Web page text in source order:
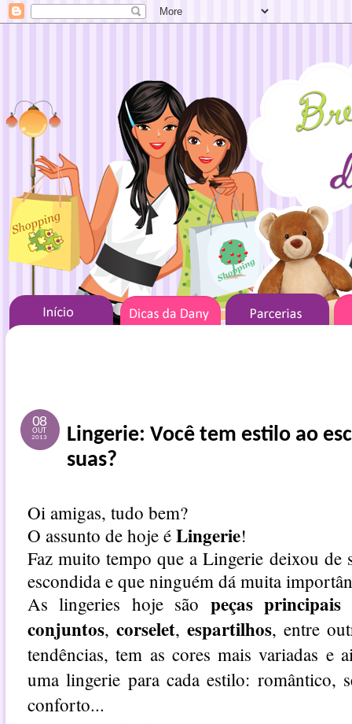
08
OUT
2013
Lingerie: Você tem estilo ao
suas?
Oi amigas, tudo bem?
O assunto de hoje é Lingerie!
Faz muito tempo que a Lingerie deixou de
escondida e que ninguém dá muita
As lingeries hoje são peças principais
conjuntos, corselet, espartilhos, entre
tendências, tem as cores mais variadas e
uma lingerie para cada estilo: romântico,
conforto...